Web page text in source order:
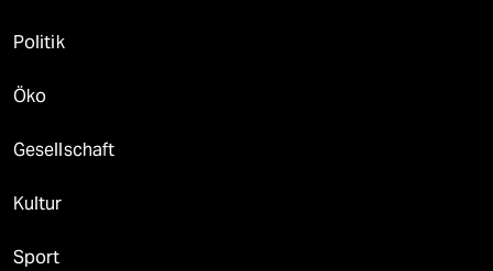
Politik
Öko
Gesellschaft
Kultur
Sport